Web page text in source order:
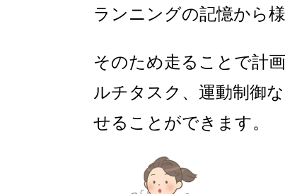
ランニングの記憶から
そのため走ることで計
ルチタスク、運動制御
せることができます。